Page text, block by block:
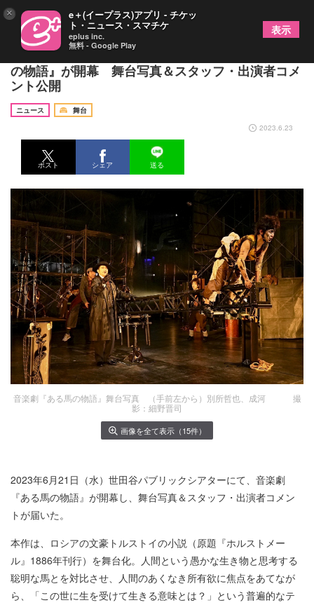
成河ら出演、3年という歳月を経て音楽劇『ある馬
の物語』が開幕 舞台写真＆スタッフ・出演者コメ
ント公開
ニュース
舞台
2023.6.23
ポスト シェア 送る
音楽劇『ある馬の物語』舞台写真 （手前左から）別所哲也、成河 撮
影：細野晋司
画像を全て表示（15件）
2023年6月21日（水）世田谷パブリックシアターにて、音楽劇
『ある馬の物語』が開幕し、舞台写真＆スタッフ・出演者コメン
トが届いた。
本作は、ロシアの文豪トルストイの小説（原題『ホルストメー
ル』1886年刊行）を舞台化。人間という愚かな生き物と思考する
聡明な馬とを対比させ、人間のあくなき所有欲に焦点をあてなが
ら、「この世に生を受けて生きる意味とは？」という普遍的なテ
× e＋(イープラス)アプリ - チケッ
ト・ニュース・スマチケ
eplus inc.
無料 - Google Play
表示